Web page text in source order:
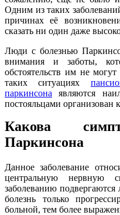
Одним из таких
причинах её
сказать ни один даже
Люди с болезнью
внимания и заботы,
обстоятельств им не
таких ситуациях
паркинсона являются
постояльцами организован
Какова
Паркинсона
Данное заболевание
центральную нервную
заболеванию подвергаются
болезнь только
больной, тем более